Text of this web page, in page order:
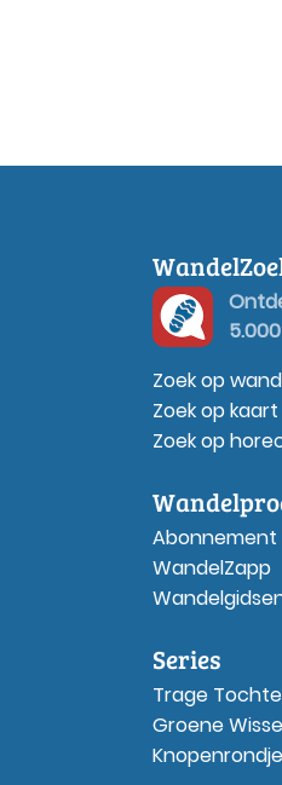
Zoek op
Zoek op kaart
Zoek op
Abonnement
WandelZapp
Series
Trage
Groene